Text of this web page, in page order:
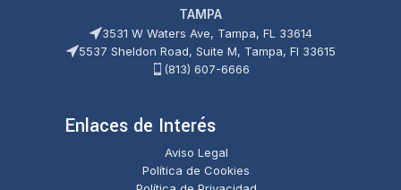
TAMPA
3531 W Waters Ave, Tampa, FL 33614
5537 Sheldon Road, Suite M, Tampa, Fl 33615
(813) 607-6666
Enlaces de Interés
Aviso Legal
Política de Cookies